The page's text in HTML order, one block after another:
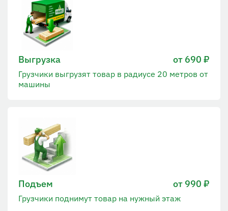
Выгрузка от 690 ₽
Грузчики выгрузят товар в радиусе 20 метров от
машины
Подъем от 990 ₽
Грузчики поднимут товар на нужный этаж